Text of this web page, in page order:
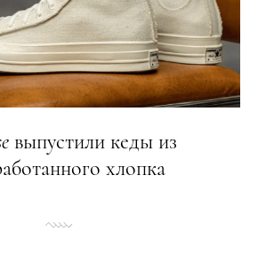
выпустили кеды из
хлопка